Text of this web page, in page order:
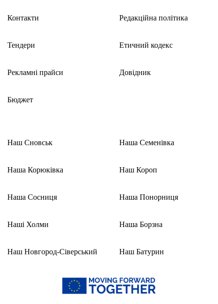
Контакти
Тендери
Рекламні прайси
Бюджет
Редакційна політика
Етичний кодекс
Довідник
Наш Сновськ
Наша Корюківка
Наша Сосниця
Наші Холми
Наш Новгород-Сіверський
Наша Семенівка
Наш Короп
Наша Понорниця
Наша Борзна
Наш Батурин